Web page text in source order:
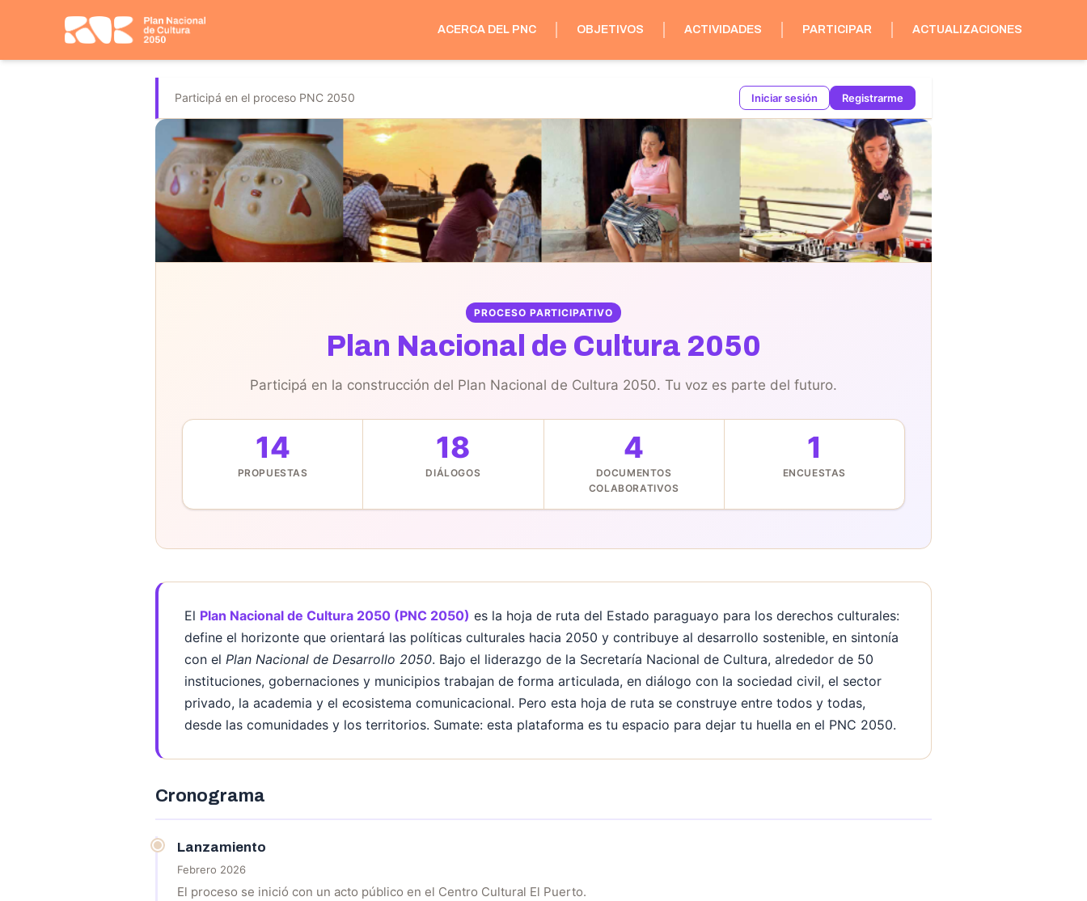
ACERCA DEL PNC OBJETIVOS ACTIVIDADES PARTICIPAR ACTUALIZACIONES
Participá en el proceso PNC 2050 Iniciar sesión Registrarme
PROCESO PARTICIPATIVO
Plan Nacional de Cultura 2050
Participá en la construcción del Plan Nacional de Cultura 2050. Tu voz es parte del futuro.
14
PROPUESTAS
18
DIÁLOGOS
4
DOCUMENTOS
COLABORATIVOS
1
ENCUESTAS
El Plan Nacional de Cultura 2050 (PNC 2050) es la hoja de ruta del Estado paraguayo para los derechos culturales:
define el horizonte que orientará las políticas culturales hacia 2050 y contribuye al desarrollo sostenible, en sintonía
con el Plan Nacional de Desarrollo 2050. Bajo el liderazgo de la Secretaría Nacional de Cultura, alrededor de 50
instituciones, gobernaciones y municipios trabajan de forma articulada, en diálogo con la sociedad civil, el sector
privado, la academia y el ecosistema comunicacional. Pero esta hoja de ruta se construye entre todos y todas,
desde las comunidades y los territorios. Sumate: esta plataforma es tu espacio para dejar tu huella en el PNC 2050.
Cronograma
Lanzamiento
Febrero 2026
El proceso se inició con un acto público en el Centro Cultural El Puerto.